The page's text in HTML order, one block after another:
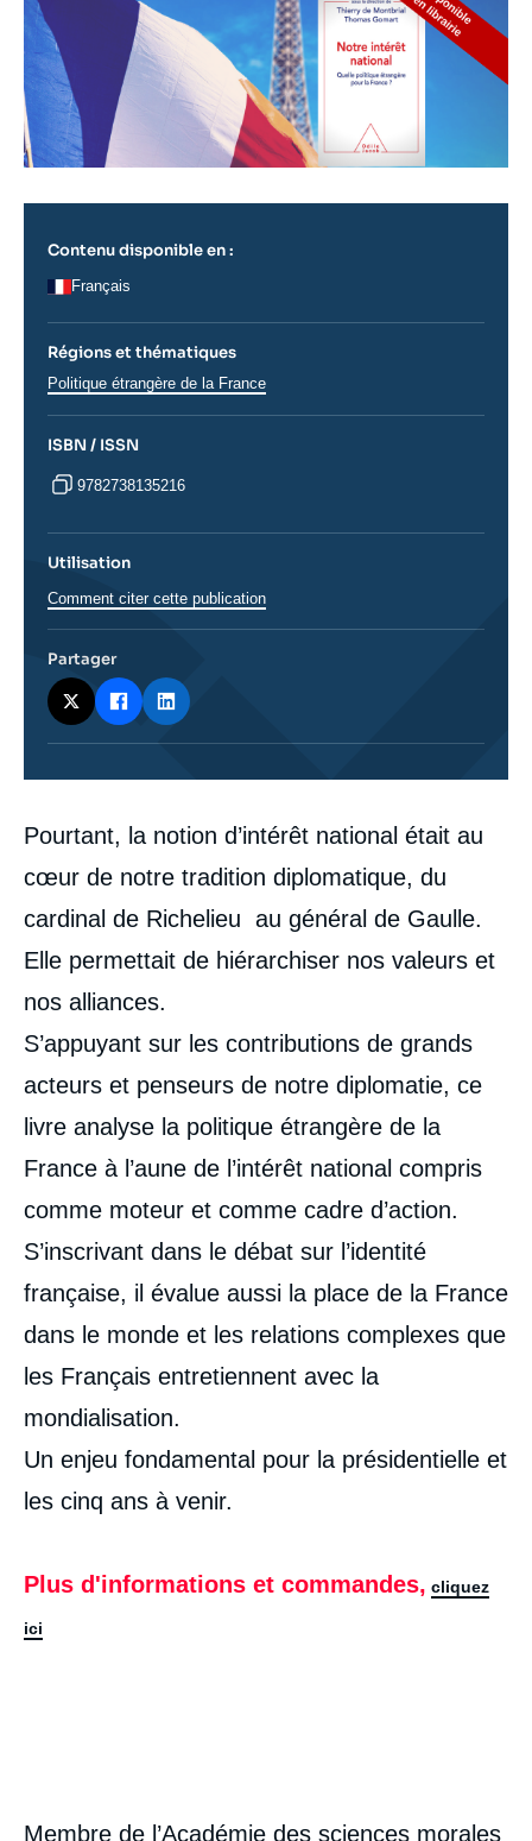
principale
Corps
analyses
Pourtant, la notion d’intérêt national était au
cœur de notre tradition diplomatique, du
cardinal de Richelieu au général de Gaulle.
Elle permettait de hiérarchiser nos valeurs et
nos alliances.
S’appuyant sur les contributions de grands
acteurs et penseurs de notre diplomatie, ce
livre analyse la politique étrangère de la
France à l’aune de l’intérêt national compris
comme moteur et comme cadre d’action.
S’inscrivant dans le débat sur l’identité
française, il évalue aussi la place de la France
dans le monde et les relations complexes que
les Français entretiennent avec la
mondialisation.
Un enjeu fondamental pour la présidentielle et
les cinq ans à venir.
Plus d'informations et commandes, cliquez
ici
Membre de l’Académie des sciences morales
Contenu disponible en :
Français
Régions et thématiques
Régions
Politique étrangère de la France
ISBN / ISSN
9782738135216
Utilisation
Comment citer cette publication
Partager